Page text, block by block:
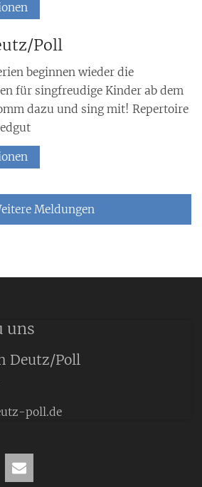
Poll
beginnen wieder die
für singfreudige Kinder ab dem
dazu und sing mit! Repertoire
Meldungen
uns
Deutz/Poll
poll.de